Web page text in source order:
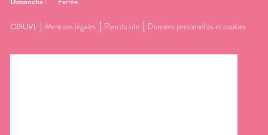
CGUVL Mentions légales Plan du site Données personnelles et cookies